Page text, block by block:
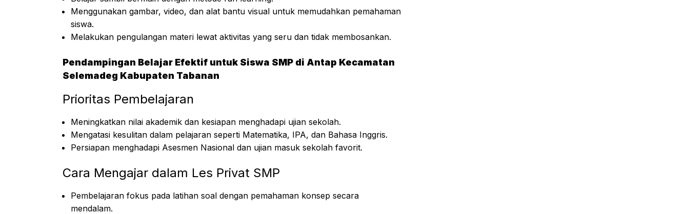
Menggunakan gambar, video, dan alat bantu visual untuk memudahkan pemahaman
siswa.
Melakukan pengulangan materi lewat aktivitas yang seru dan tidak membosankan.
Pendampingan Belajar Efektif untuk Siswa SMP di Antap Kecamatan
Selemadeg Kabupaten Tabanan
Prioritas Pembelajaran
Meningkatkan nilai akademik dan kesiapan menghadapi ujian sekolah.
Mengatasi kesulitan dalam pelajaran seperti Matematika, IPA, dan Bahasa Inggris.
Persiapan menghadapi Asesmen Nasional dan ujian masuk sekolah favorit.
Cara Mengajar dalam Les Privat SMP
Pembelajaran fokus pada latihan soal dengan pemahaman konsep secara
mendalam.